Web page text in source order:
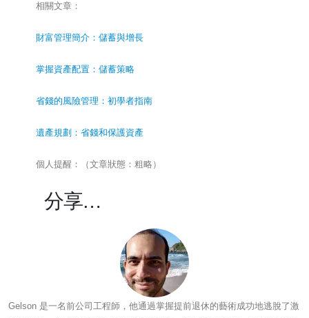
相關文章：
財富管理簡介：儲蓄與增長
掌握資產配置：儲蓄策略
省錢的風險管理：初學者指南
遺產規劃：省錢和保護資產
個人提醒：（文章狀態：粗略）
分享…
Gelson 是一名前公司工程師，他通過掌握提前退休的藝術成功地逃脫了激